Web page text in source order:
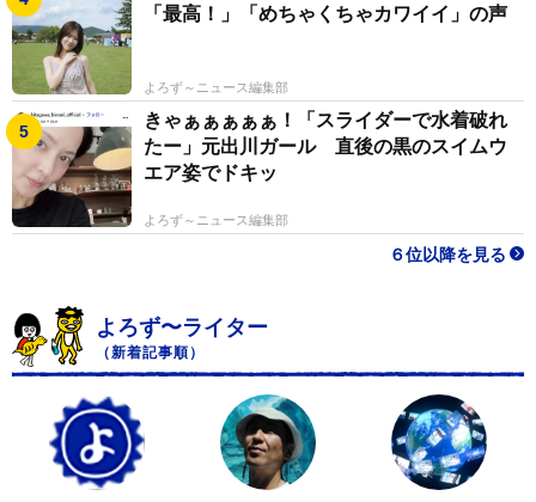
「最高！」「めちゃくちゃカワイイ」の声
よろず～ニュース編集部
きゃぁぁぁぁぁ！「スライダーで水着破れ
たー」元出川ガール 直後の黒のスイムウ
エア姿でドキッ
よろず～ニュース編集部
６位以降を見る
よろず〜ライター
（新着記事順）